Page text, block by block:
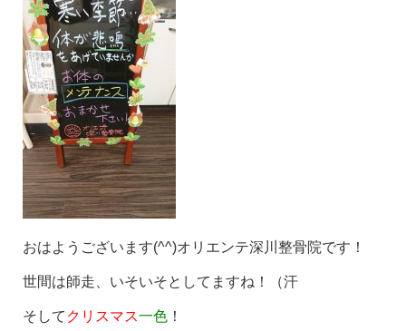
おはようございます(^^)オリエンテ深川整骨院です！
世間は師走、いそいそとしてますね！（汗
そして クリスマス一色 ！